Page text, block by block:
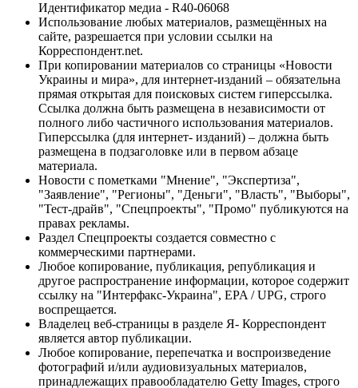
Идентификатор медиа - R40-06068
Использование любых материалов, размещённых на
сайте, разрешается при условии ссылки на
Корреспондент.net.
При копировании материалов со страницы «Новости
Украины и мира», для интернет-изданий – обязательна
прямая открытая для поисковых систем гиперссылка.
Ссылка должна быть размещена в независимости от
полного либо частичного использования материалов.
Гиперссылка (для интернет- изданий) – должна быть
размещена в подзаголовке или в первом абзаце
материала.
Новости с пометками "Мнение", "Экспертиза",
"Заявление", "Регионы", "Деньги", "Власть", "Выборы",
"Тест-драйв", "Спецпроекты", "Промо" публикуются на
правах рекламы.
Раздел Спецпроекты создается совместно с
коммерческими партнерами.
Любое копирование, публикация, републикация и
другое распространение информации, которое содержит
ссылку на "Интерфакс-Украина", EPA / UPG, строго
воспрещается.
Владелец веб-страницы в разделе Я- Корреспондент
является автор публикации.
Любое копирование, перепечатка и воспроизведение
фотографий и/или аудиовизуальных материалов,
принадлежащих правообладателю Getty Images, строго